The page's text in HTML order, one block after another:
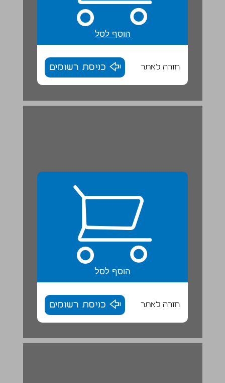
הוסף לסל
חזרה לאתר כניסת רשומים
רכיבי מבנה הטקסט ... 18
הוסף לסל
חזרה לאתר כניסת רשומים